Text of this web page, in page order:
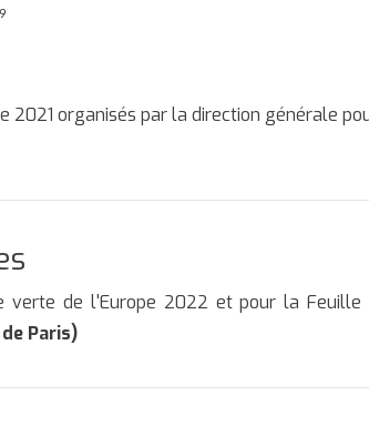
2021 organisés par la direction générale
verte de l'Europe 2022 et pour la Feuille
Paris)